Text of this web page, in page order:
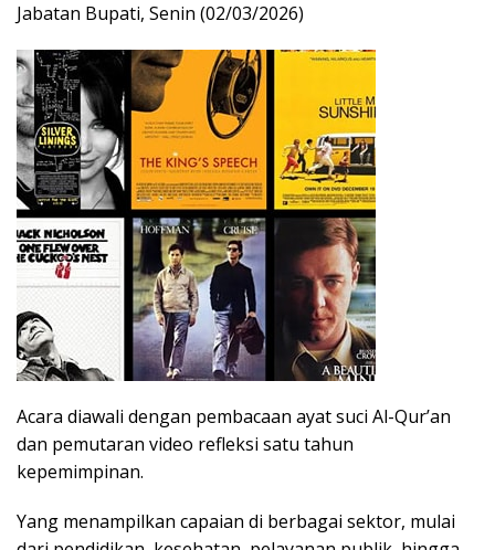
Jabatan Bupati, Senin (02/03/2026)
Acara diawali dengan pembacaan ayat suci Al-Qur’an
dan pemutaran video refleksi satu tahun
kepemimpinan.
Yang menampilkan capaian di berbagai sektor, mulai